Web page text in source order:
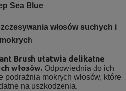
Sea Blue
włosów suchych i
mokrych
Brush ułatwia delikatne
włosów.Odpowiednia do ich
podrażnia mokrych włosów, które
na uszkodzenia.